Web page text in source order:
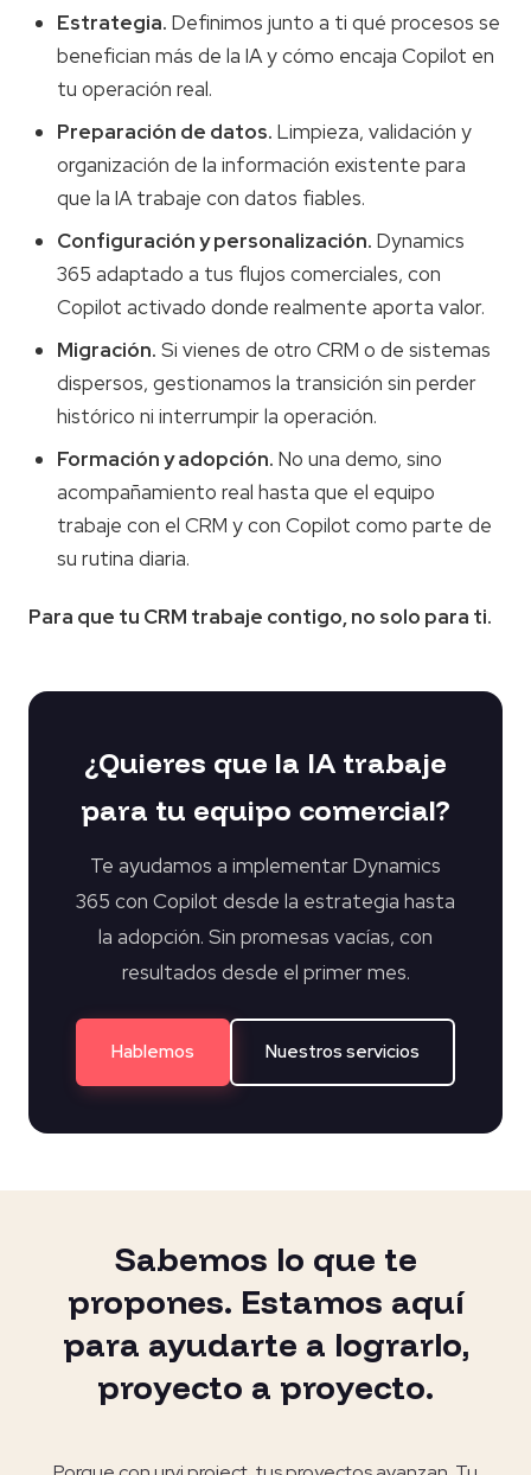
Estrategia. Definimos junto a ti qué procesos se
benefician más de la IA y cómo encaja Copilot en
tu operación real.
Preparación de datos. Limpieza, validación y
organización de la información existente para
que la IA trabaje con datos fiables.
Configuración y personalización. Dynamics
365 adaptado a tus flujos comerciales, con
Copilot activado donde realmente aporta valor.
Migración. Si vienes de otro CRM o de sistemas
dispersos, gestionamos la transición sin perder
histórico ni interrumpir la operación.
Formación y adopción. No una demo, sino
acompañamiento real hasta que el equipo
trabaje con el CRM y con Copilot como parte de
su rutina diaria.
Para que tu CRM trabaje contigo, no solo para ti.
¿Quieres que la IA trabaje
para tu equipo comercial?
Te ayudamos a implementar Dynamics
365 con Copilot desde la estrategia hasta
la adopción. Sin promesas vacías, con
resultados desde el primer mes.
Hablemos Nuestros servicios
Sabemos lo que te
propones. Estamos aquí
para ayudarte a lograrlo,
proyecto a proyecto.